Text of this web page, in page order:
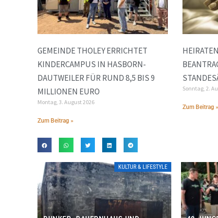
GEMEINDE THOLEY ERRICHTET
KINDERCAMPUS IN HASBORN-
DAUTWEILER FÜR RUND 8,5 BIS 9
MILLIONEN EURO
Montag, 3. August 2026
Zum Beitrag »
Sonntag, 2.
Zum Beitrag »
KULTUR & LIFESTYLE